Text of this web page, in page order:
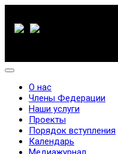
О нас
Члены Федерации
Наши услуги
Проекты
Порядок вступления
Календарь